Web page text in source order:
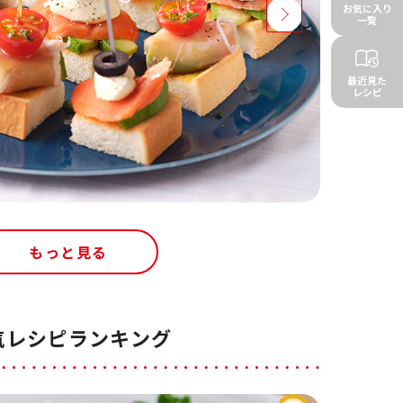
もっと見る
シピランキング
お気に入り
一覧
最近見た
レシピ